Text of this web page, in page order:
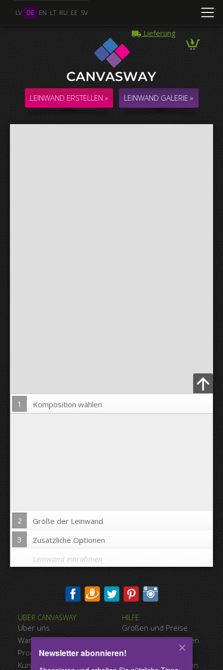
LV DE EN LT RU EE SV
Lieferung
LEINWAND ERSTELLEN » LEINWAND GALERIE »
Bild hochladen
1 Komposition wählen
2
Größe der Leinwand
3
Zusätzliche Optionen
Bild auf Leinwandkanten drucken:
Nein
Leinwand einrahmen
Mehrere Fotos
COLLAGE / KOMPOSITION aus mehreren Fotos
ÜBER CANVASWAY
Über uns
Warum Canvasway.com
Produktqualität
Kundenreferenzen
HILFE
Größen und Preise
Zahlungsmöglichkeiten
Versandart
Nutzungsbedingungen
Newsletter abonnieren!